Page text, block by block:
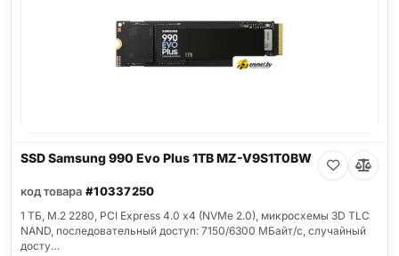
SSD Samsung 990 Evo Plus 1TB MZ-V9S1T0BW
код товара #10337250
1 ТБ, M.2 2280, PCI Express 4.0 x4 (NVMe 2.0), микросхемы 3D TLC
NAND, последовательный доступ: 7150/6300 МБайт/с, случайный
досту…